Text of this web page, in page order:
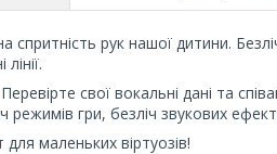
спритність рук нашої дитини.
свої вокальні дані та
режимів гри, безліч звукових
маленьких віртуозів!